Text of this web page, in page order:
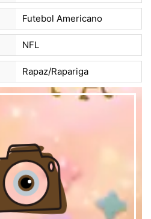
Futebol Americano
NFL
Rapaz/Rapariga